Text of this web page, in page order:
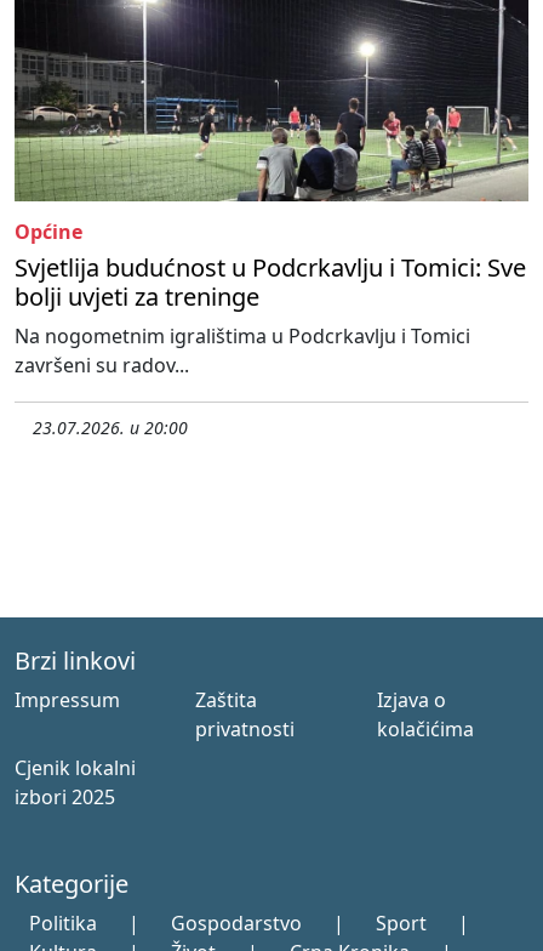
Općine
Svjetlija budućnost u Podcrkavlju i Tomici: Sve
bolji uvjeti za treninge
Na nogometnim igralištima u Podcrkavlju i Tomici
završeni su radov...
23.07.2026. u 20:00
Brzi linkovi
Impressum
Zaštita
privatnosti
Izjava o
kolačićima
Cjenik lokalni
izbori 2025
Kategorije
Politika | Gospodarstvo | Sport
|